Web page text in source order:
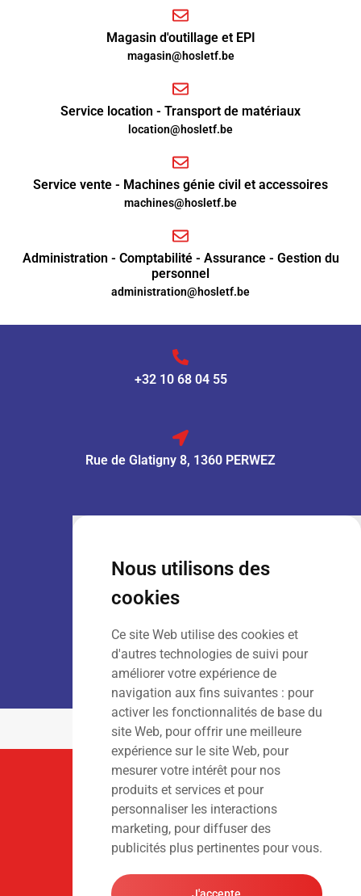
Nous utilisons des
cookies
Ce site Web utilise des cookies et
d'autres technologies de suivi pour
améliorer votre expérience de
navigation aux fins suivantes : pour
activer les fonctionnalités de base du
site Web, pour offrir une meilleure
expérience sur le site Web, pour
mesurer votre intérêt pour nos
produits et services et pour
personnaliser les interactions
marketing, pour diffuser des
publicités plus pertinentes pour vous.
Magasin d'outillage et EPI
magasin@hosletf.be
Service location - Transport de matériaux
location@hosletf.be
Service vente - Machines génie civil et accessoires
machines@hosletf.be
Administration - Comptabilité - Assurance - Gestion du
personnel
administration@hosletf.be
+32 10 68 04 55
Rue de Glatigny 8, 1360 PERWEZ
: 9h00 – 13h00
Dim: Fermé
LOCATION :
Lun – Ven: 7h00 – 18h00
Sam – Dim
: Fermé
Suivez-Nous